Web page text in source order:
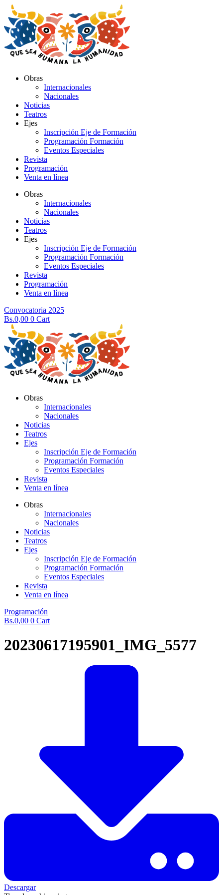
al
contenido
Obras
Internacionales
Nacionales
Noticias
Teatros
Ejes
Inscripción Eje de Formación
Programación Formación
Eventos Especiales
Revista
Programación
Venta en línea
Obras
Internacionales
Nacionales
Noticias
Teatros
Ejes
Inscripción Eje de Formación
Programación Formación
Eventos Especiales
Revista
Programación
Venta en línea
Convocatoria 2025
Bs.0,00 0 Cart
Obras
Internacionales
Nacionales
Noticias
Teatros
Ejes
Inscripción Eje de Formación
Programación Formación
Eventos Especiales
Revista
Venta en línea
Obras
Internacionales
Nacionales
Noticias
Teatros
Ejes
Inscripción Eje de Formación
Programación Formación
Eventos Especiales
Revista
Venta en línea
Programación
Bs.0,00 0 Cart
20230617195901_IMG_5577
Descargar